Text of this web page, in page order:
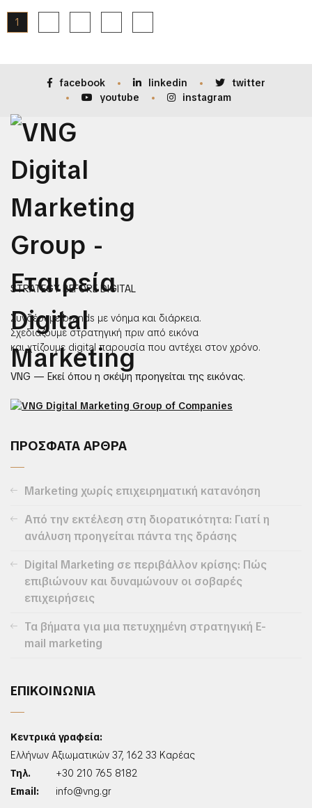
1
facebook linkedin
twitter
youtube
instagram
STRATEGY BEFORE DIGITAL
Συνδέουμε brands με νόημα και διάρκεια.
Σχεδιάζουμε στρατηγική πριν από εικόνα
και χτίζουμε digital παρουσία που αντέχει στον χρόνο.
VNG — Εκεί όπου η σκέψη προηγείται της εικόνας.
ΠΡΟΣΦΑΤΑ ΑΡΘΡΑ
Marketing χωρίς επιχειρηματική κατανόηση
Από την εκτέλεση στη διορατικότητα: Γιατί η
ανάλυση προηγείται πάντα της δράσης
Digital Marketing σε περιβάλλον κρίσης: Πώς
επιβιώνουν και δυναμώνουν οι σοβαρές
επιχειρήσεις
Τα βήματα για μια πετυχημένη στρατηγική E-
mail marketing
ΕΠΙΚΟΙΝΩΝΙΑ
Κεντρικά γραφεία:
Ελλήνων Αξιωματικών 37, 162 33 Καρέας
Τηλ.
+30 210 765 8182
Email:
info@vng.gr